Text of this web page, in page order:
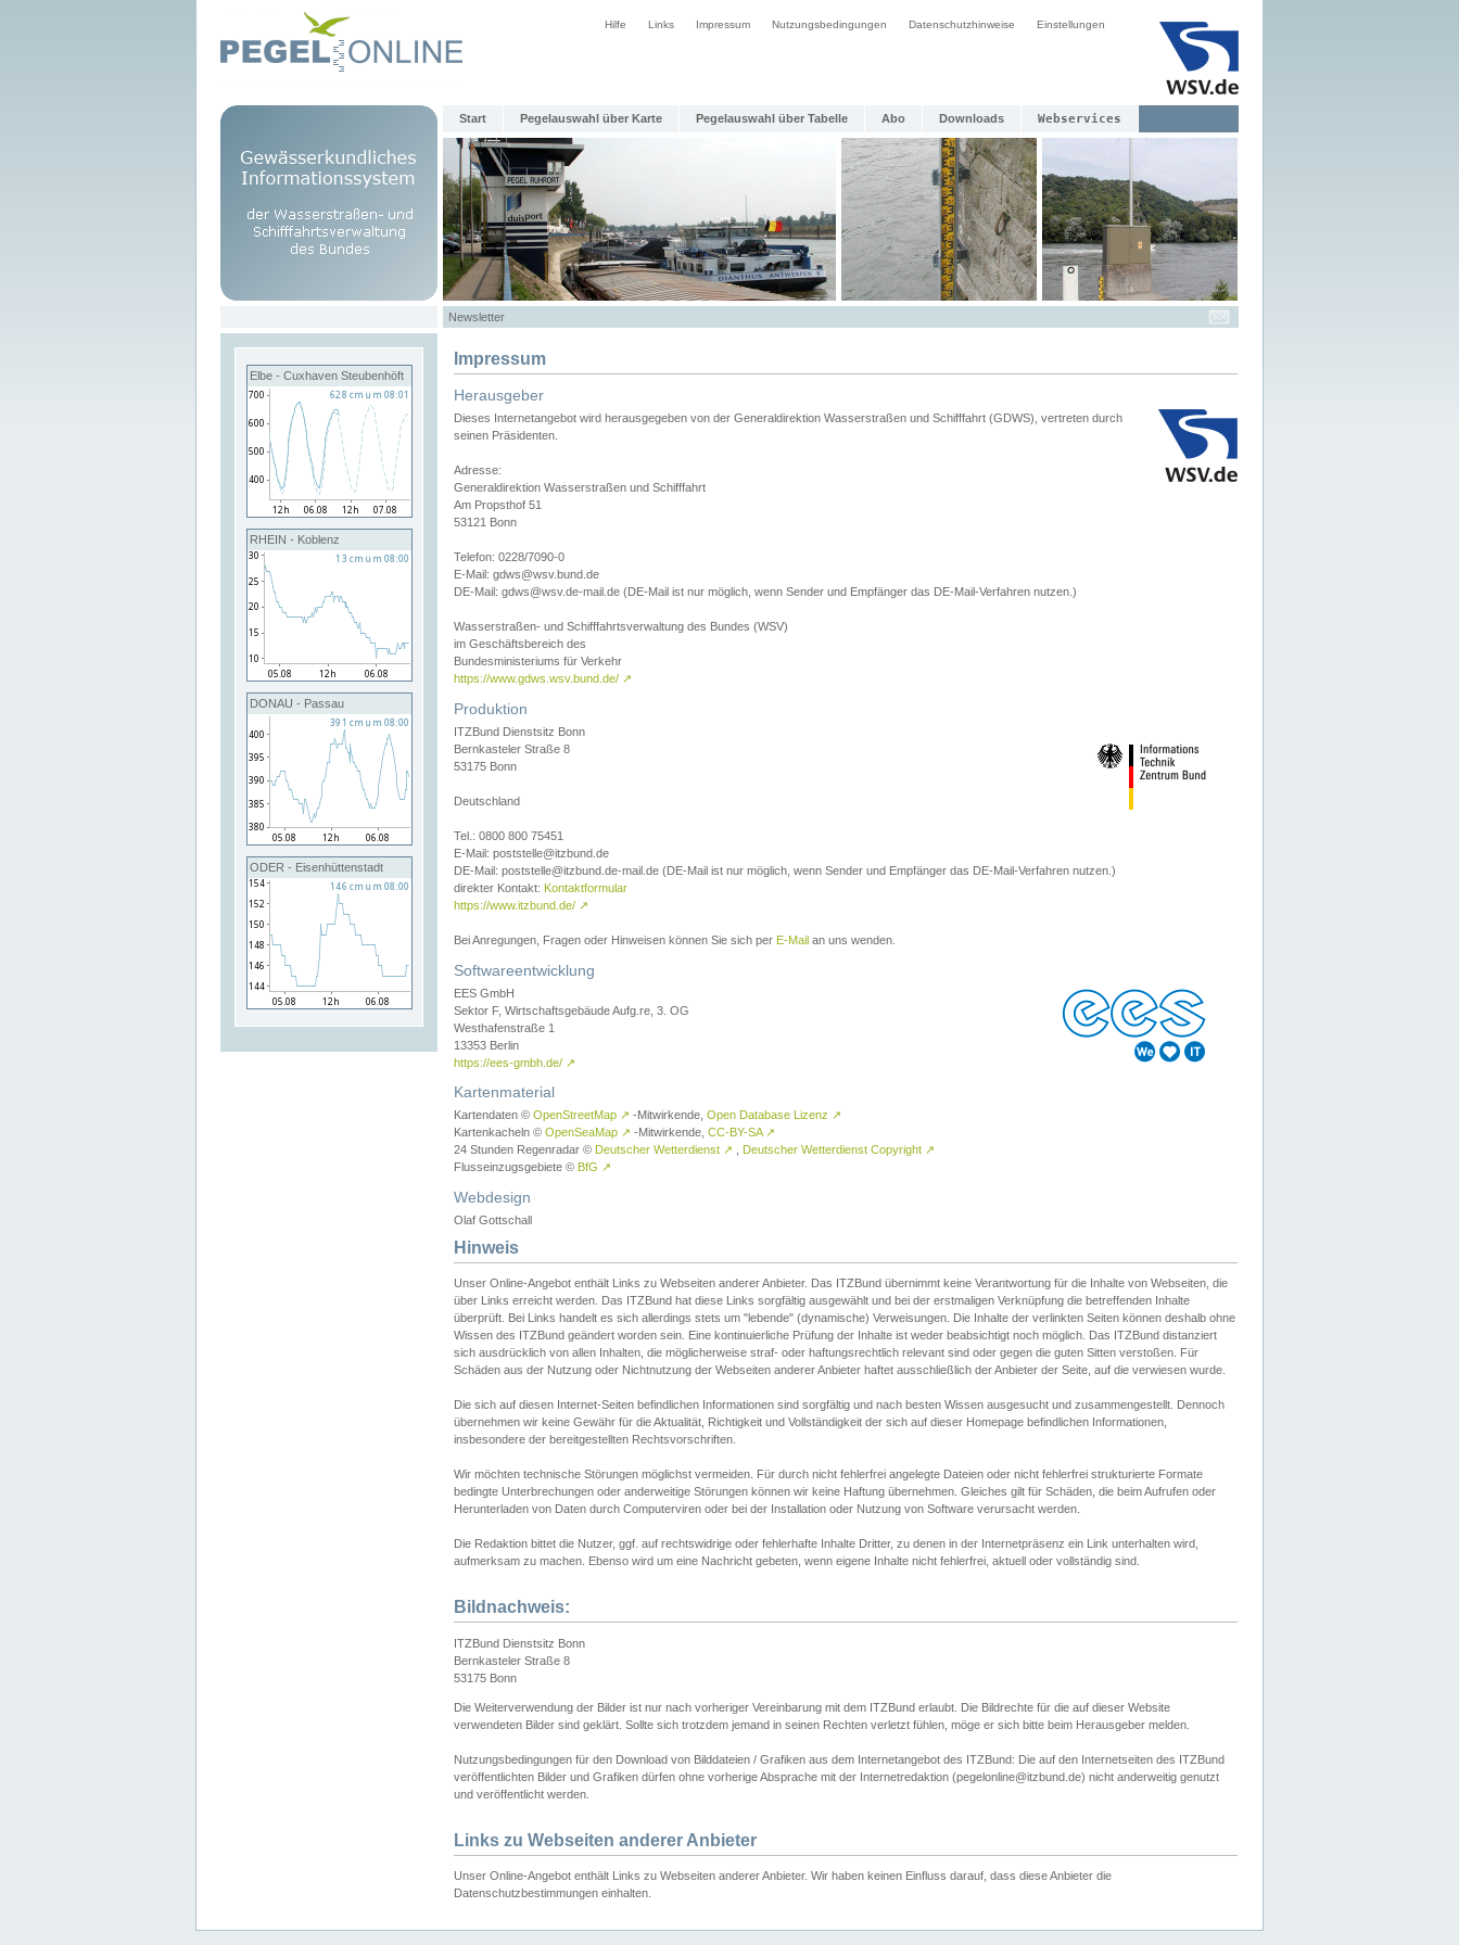
Hilfe Links Impressum Nutzungsbedingungen Datenschutzhinweise Einstellungen
Start Pegelauswahl über Karte Pegelauswahl über Tabelle Abo Downloads Webservices
Newsletter
Elbe - Cuxhaven Steubenhöft
RHEIN - Koblenz
DONAU - Passau
ODER - Eisenhüttenstadt
Impressum
Herausgeber
Dieses Internetangebot wird herausgegeben von der Generaldirektion Wasserstraßen und Schifffahrt (GDWS), vertreten durch
seinen Präsidenten.
Adresse:
Generaldirektion Wasserstraßen und Schifffahrt
Am Propsthof 51
53121 Bonn
Telefon: 0228/7090-0
E-Mail: gdws@wsv.bund.de
DE-Mail: gdws@wsv.de-mail.de (DE-Mail ist nur möglich, wenn Sender und Empfänger das DE-Mail-Verfahren nutzen.)
Wasserstraßen- und Schifffahrtsverwaltung des Bundes (WSV)
im Geschäftsbereich des
Bundesministeriums für Verkehr
https://www.gdws.wsv.bund.de/ ↗
Produktion
ITZBund Dienstsitz Bonn
Bernkasteler Straße 8
53175 Bonn
Deutschland
Tel.: 0800 800 75451
E-Mail: poststelle@itzbund.de
DE-Mail: poststelle@itzbund.de-mail.de (DE-Mail ist nur möglich, wenn Sender und Empfänger das DE-Mail-Verfahren nutzen.)
direkter Kontakt: Kontaktformular
https://www.itzbund.de/ ↗
Bei Anregungen, Fragen oder Hinweisen können Sie sich per E-Mail an uns wenden.
Softwareentwicklung
EES GmbH
Sektor F, Wirtschaftsgebäude Aufg.re, 3. OG
Westhafenstraße 1
13353 Berlin
https://ees-gmbh.de/ ↗
Kartenmaterial
Kartendaten © OpenStreetMap ↗ -Mitwirkende, Open Database Lizenz ↗
Kartenkacheln © OpenSeaMap ↗ -Mitwirkende, CC-BY-SA ↗
24 Stunden Regenradar © Deutscher Wetterdienst ↗ Deutscher Wetterdienst Copyright ↗
Flusseinzugsgebiete © BfG ↗
Webdesign
Olaf Gottschall
Hinweis
Unser Online-Angebot enthält Links zu Webseiten anderer Anbieter. Das ITZBund übernimmt keine Verantwortung für die Inhalte von Webseiten, die
über Links erreicht werden. Das ITZBund hat diese Links sorgfältig ausgewählt und bei der erstmaligen Verknüpfung die betreffenden Inhalte
überprüft. Bei Links handelt es sich allerdings stets um "lebende" (dynamische) Verweisungen. Die Inhalte der verlinkten Seiten können deshalb ohne
Wissen des ITZBund geändert worden sein. Eine kontinuierliche Prüfung der Inhalte ist weder beabsichtigt noch möglich. Das ITZBund distanziert
sich ausdrücklich von allen Inhalten, die möglicherweise straf- oder haftungsrechtlich relevant sind oder gegen die guten Sitten verstoßen. Für
Schäden aus der Nutzung oder Nichtnutzung der Webseiten anderer Anbieter haftet ausschließlich der Anbieter der Seite, auf die verwiesen wurde.
Die sich auf diesen Internet-Seiten befindlichen Informationen sind sorgfältig und nach besten Wissen ausgesucht und zusammengestellt. Dennoch
übernehmen wir keine Gewähr für die Aktualität, Richtigkeit und Vollständigkeit der sich auf dieser Homepage befindlichen Informationen,
insbesondere der bereitgestellten Rechtsvorschriften.
Wir möchten technische Störungen möglichst vermeiden. Für durch nicht fehlerfrei angelegte Dateien oder nicht fehlerfrei strukturierte Formate
bedingte Unterbrechungen oder anderweitige Störungen können wir keine Haftung übernehmen. Gleiches gilt für Schäden, die beim Aufrufen oder
Herunterladen von Daten durch Computerviren oder bei der Installation oder Nutzung von Software verursacht werden.
Die Redaktion bittet die Nutzer, ggf. auf rechtswidrige oder fehlerhafte Inhalte Dritter, zu denen in der Internetpräsenz ein Link unterhalten wird,
aufmerksam zu machen. Ebenso wird um eine Nachricht gebeten, wenn eigene Inhalte nicht fehlerfrei, aktuell oder vollständig sind.
Bildnachweis:
ITZBund Dienstsitz Bonn
Bernkasteler Straße 8
53175 Bonn
Die Weiterverwendung der Bilder ist nur nach vorheriger Vereinbarung mit dem ITZBund erlaubt. Die Bildrechte für die auf dieser Website
verwendeten Bilder sind geklärt. Sollte sich trotzdem jemand in seinen Rechten verletzt fühlen, möge er sich bitte beim Herausgeber melden.
Nutzungsbedingungen für den Download von Bilddateien / Grafiken aus dem Internetangebot des ITZBund: Die auf den Internetseiten des ITZBund
veröffentlichten Bilder und Grafiken dürfen ohne vorherige Absprache mit der Internetredaktion (pegelonline@itzbund.de) nicht anderweitig genutzt
und veröffentlicht werden.
Links zu Webseiten anderer Anbieter
Unser Online-Angebot enthält Links zu Webseiten anderer Anbieter. Wir haben keinen Einfluss darauf, dass diese Anbieter die
Datenschutzbestimmungen einhalten.